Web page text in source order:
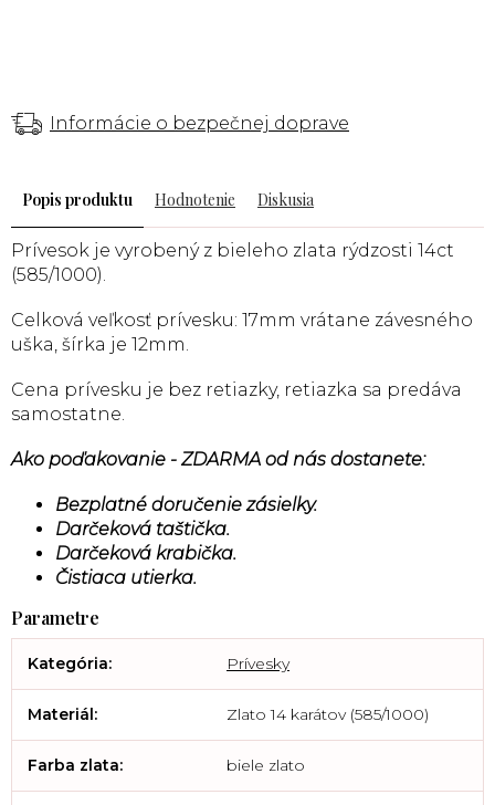
Informácie o bezpečnej doprave
Popis Hodnotenie Diskusia
Prívesok je vyrobený z bieleho zlata rýdzosti 14ct
(585/1000).
Celková veľkosť prívesku: 17mm vrátane závesného
uška, šírka je 12mm.
Cena prívesku je bez retiazky, retiazka sa predáva
samostatne.
Ako poďakovanie - ZDARMA od nás dostanete:
Bezplatné doručenie zásielky.
Darčeková taštička.
Darčeková krabička.
Čistiaca utierka.
Kategória: Prívesky
Materiál: Zlato 14 karátov (585/1000)
Farba zlata: biele zlato